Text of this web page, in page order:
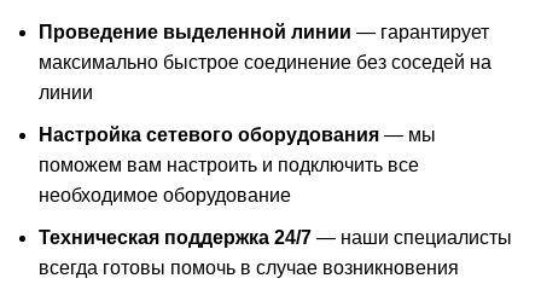
Проведение выделенной линии — гарантирует
максимально быстрое соединение без соседей на
линии
Настройка сетевого оборудования — мы
поможем вам настроить и подключить все
необходимое оборудование
Техническая поддержка 24/7 — наши специалисты
всегда готовы помочь в случае возникновения